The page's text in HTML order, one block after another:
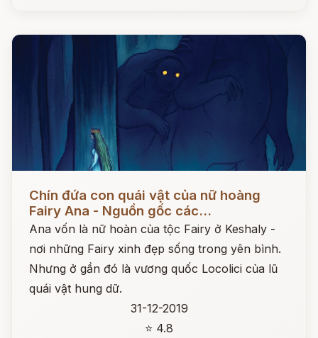
Chín đứa con quái vật của nữ hoàng
Fairy Ana - Nguồn gốc các...
Ana vốn là nữ hoàn của tộc Fairy ở Keshaly -
nơi những Fairy xinh đẹp sống trong yên bình.
Nhưng ở gần đó là vương quốc Locolici của lũ
quái vật hung dữ.
31-12-2019
⭐ 4.8